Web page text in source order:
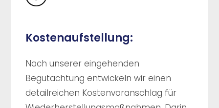
Kostenaufstellung:
Nach unserer eingehenden
Begutachtung entwickeln wir einen
detailreichen Kostenvoranschlag für